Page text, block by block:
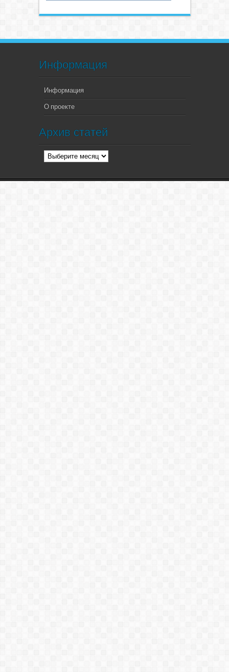
Информация
Информация
О проекте
Архив статей
Архив
статей